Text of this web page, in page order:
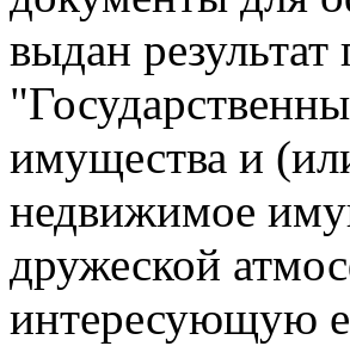
выдан
имущества и
недвижимое
дружеской
интересующую